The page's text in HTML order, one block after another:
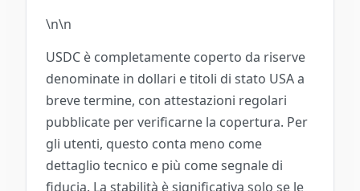
\n\n
USDC è completamente coperto da riserve
denominate in dollari e titoli di stato USA a
breve termine, con attestazioni regolari
pubblicate per verificarne la copertura. Per
gli utenti, questo conta meno come
dettaglio tecnico e più come segnale di
fiducia. La stabilità è significativa solo se le